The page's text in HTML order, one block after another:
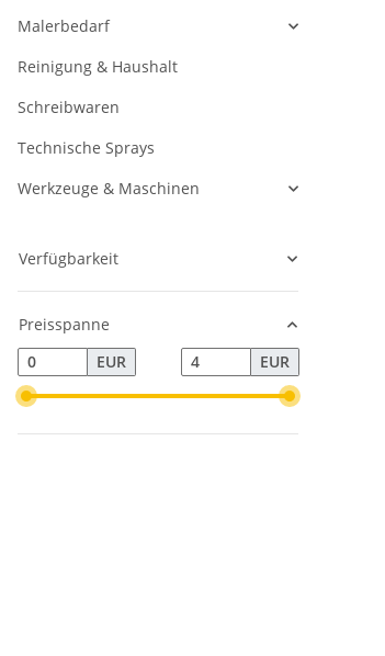
Malerbedarf
Reinigung & Haushalt
Schreibwaren
Technische Sprays
Werkzeuge & Maschinen
Verfügbarkeit
Preisspanne
EUR
EUR